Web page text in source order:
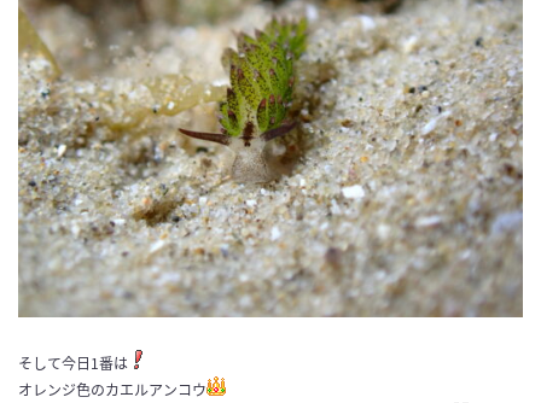
そして今日1番は
オレンジ色のカエルアンコウ